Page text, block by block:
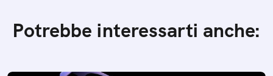
Potrebbe interessarti anche: